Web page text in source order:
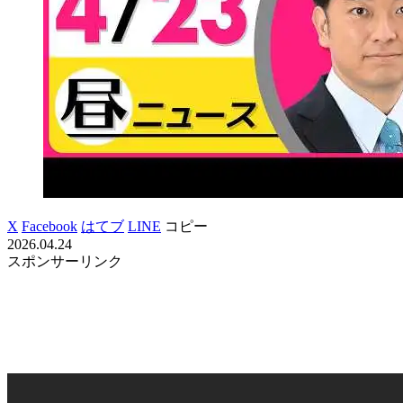
X Facebook はてブ LINE コピー
2026.04.24
スポンサーリンク